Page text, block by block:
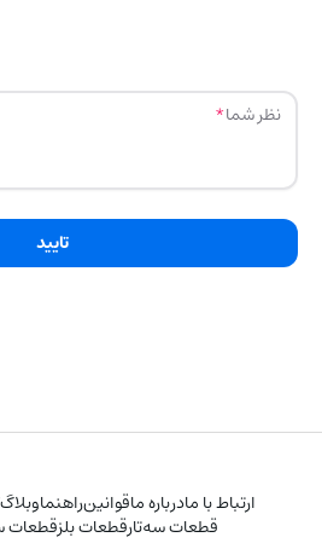
نظر شما
تایید
ارتباط با مادرباره ماقوانینراهنماوبلاگ
قطعات سه‌تارقطعات بلزقطعات